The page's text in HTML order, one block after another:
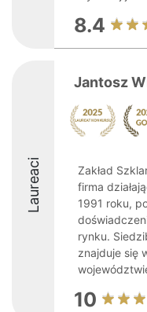
8.4
Laureaci
Jantosz
Zakład
firma
1991 roku,
rynku.
znajduje się
10